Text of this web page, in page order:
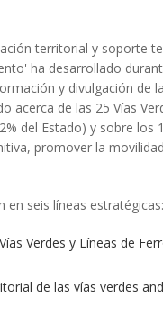
territorial y soporte
ha desarrollado
y divulgación de
acerca de las 25 Vías
del Estado) y sobre los
promover la
en seis líneas estratégicas:
Verdes y Líneas de
de las vías verdes